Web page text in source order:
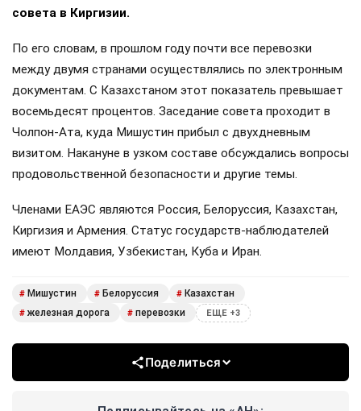
совета в Киргизии.
По его словам, в прошлом году почти все перевозки
между двумя странами осуществлялись по электронным
документам. С Казахстаном этот показатель превышает
восемьдесят процентов. Заседание совета проходит в
Чолпон-Ата, куда Мишустин прибыл с двухдневным
визитом. Накануне в узком составе обсуждались вопросы
продовольственной безопасности и другие темы.
Членами ЕАЭС являются Россия, Белоруссия, Казахстан,
Киргизия и Армения. Статус государств-наблюдателей
имеют Молдавия, Узбекистан, Куба и Иран.
# Мишустин # Белоруссия # Казахстан
# железная дорога # перевозки ЕЩЕ +3
Поделиться